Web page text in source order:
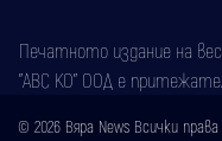
Печатното издание на
"АВС КО" ООД е притежател
© 2026 Вяра News Всички права